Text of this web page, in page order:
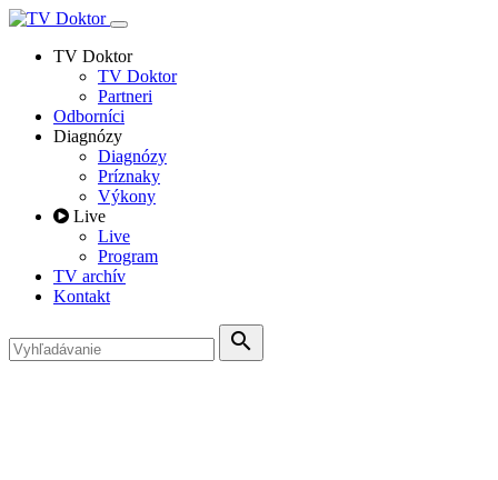
TV Doktor
TV Doktor
Partneri
Odborníci
Diagnózy
Diagnózy
Príznaky
Výkony
Live
Live
Program
TV archív
Kontakt
search